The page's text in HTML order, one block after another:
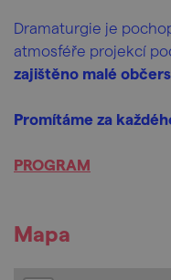
Dramaturgie je
atmosféře projekcí
zajištěno malé
Promítáme za
PROGRAM
Mapa